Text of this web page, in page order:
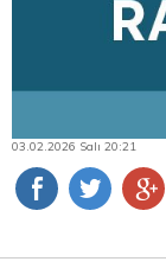
03.02.2026 Salı 20:21